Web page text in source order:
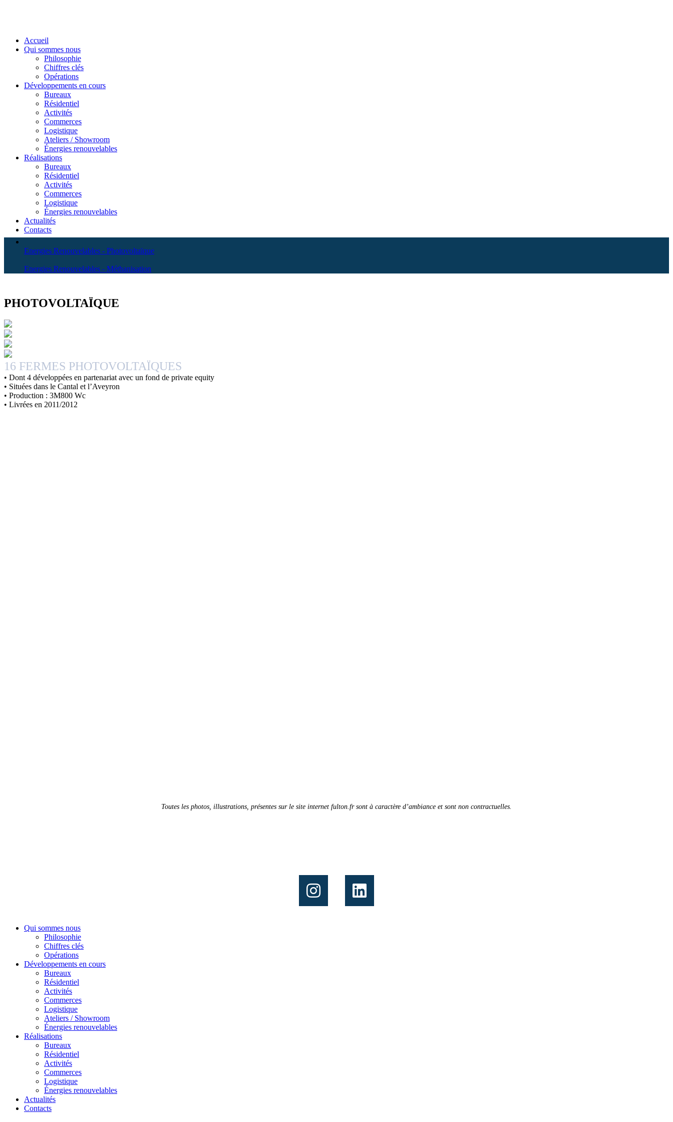
Accueil
Qui sommes nous
Philosophie
Chiffres clés
Opérations
Développements en cours
Bureaux
Résidentiel
Activités
Commerces
Logistique
Ateliers / Showroom
Énergies renouvelables
Réalisations
Bureaux
Résidentiel
Activités
Commerces
Logistique
Énergies renouvelables
Actualités
Contacts
Energies Renouvelables - Photovoltaïque
Energies Renouvelables - Méthanisation
PHOTOVOLTAÏQUE
16 FERMES PHOTOVOLTAÏQUES
• Dont 4 développées en partenariat avec un fond de private equity
• Situées dans le Cantal et l’Aveyron
• Production : 3M800 Wc
• Livrées en 2011/2012
Toutes les photos, illustrations, présentes sur le site internet fulton.fr sont à caractère d’ambiance et sont non contractuelles.
Qui sommes nous
Philosophie
Chiffres clés
Opérations
Développements en cours
Bureaux
Résidentiel
Activités
Commerces
Logistique
Ateliers / Showroom
Énergies renouvelables
Réalisations
Bureaux
Résidentiel
Activités
Commerces
Logistique
Énergies renouvelables
Actualités
Contacts